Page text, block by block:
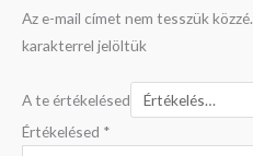
Az e-mail címet nem tesszük közzé.
karakterrel jelöltük
A te értékelésed
Értékelésed *